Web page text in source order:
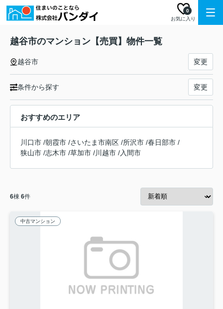
お気に入り
0
越谷市のマンション【売買】物件一覧
越谷市 変更
条件から探す 変更
おすすめのエリア
川口市 /朝霞市 /さいたま市南区 /所沢市 /春日部市 /
狭山市 /志木市 /草加市 /川越市 /入間市
6棟 6件
中古マンション